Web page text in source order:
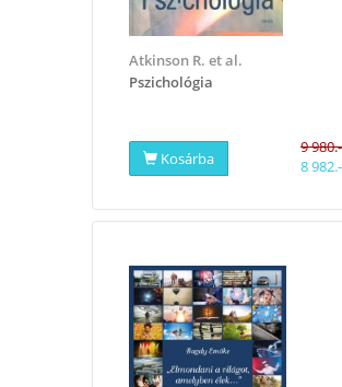
Atkinson R. et al.
Pszichológia
Kosárba
9
8